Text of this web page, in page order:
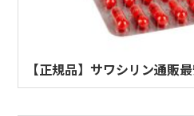
【正規品】サワシリン通販